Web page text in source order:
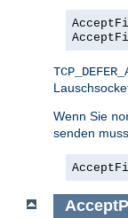
Wenn Sie
senden